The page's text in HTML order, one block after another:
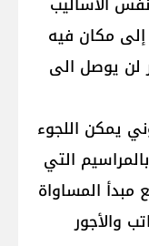
إلى مكان فيه
لن يوصل الى
يمكن اللجوء
التي
مبدأ المساواة
والأجور